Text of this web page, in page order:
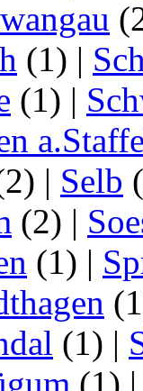
(1) |
(1) |
| Selb
(2) |
(1) |
(1) |
(1) |